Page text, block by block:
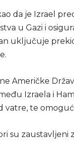
da je Izrael
u Gazi i
uključuje
Američke
Izraela i
vatre, te
su